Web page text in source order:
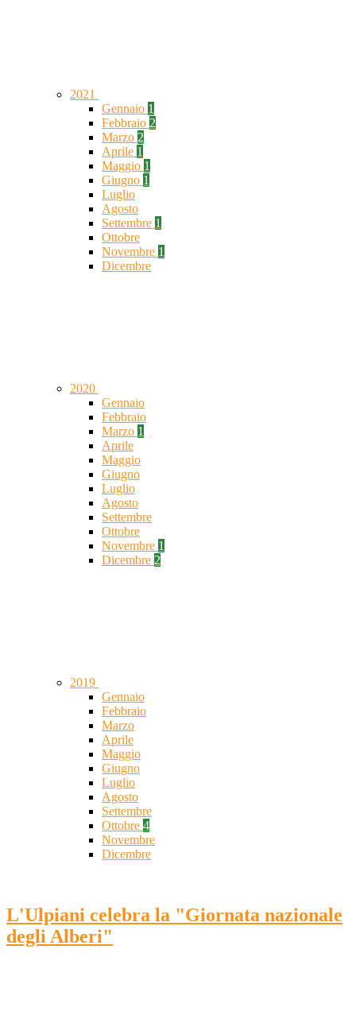
2021
Gennaio 1
Febbraio 2
Marzo 2
Aprile 1
Maggio 1
Giugno 1
Luglio
Agosto
Settembre 1
Ottobre
Novembre 1
Dicembre
2020
Gennaio
Febbraio
Marzo 1
Aprile
Maggio
Giugno
Luglio
Agosto
Settembre
Ottobre
Novembre 1
Dicembre 2
2019
Gennaio
Febbraio
Marzo
Aprile
Maggio
Giugno
Luglio
Agosto
Settembre
Ottobre 4
Novembre
Dicembre
L'Ulpiani celebra la "Giornata nazionale
degli Alberi"